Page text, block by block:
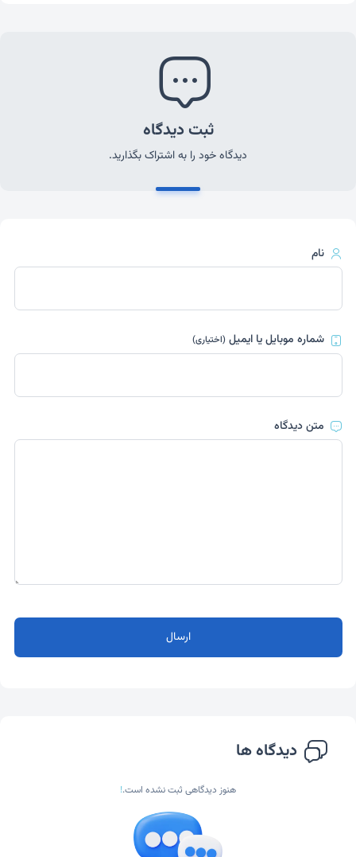
ثبت دیدگاه
دیدگاه خود را به اشتراک بگذارید.
نام
شماره موبایل یا ایمیل(اختیاری)
متن دیدگاه
ارسال
دیدگاه ها
هنوز دیدگاهی ثبت نشده است.!